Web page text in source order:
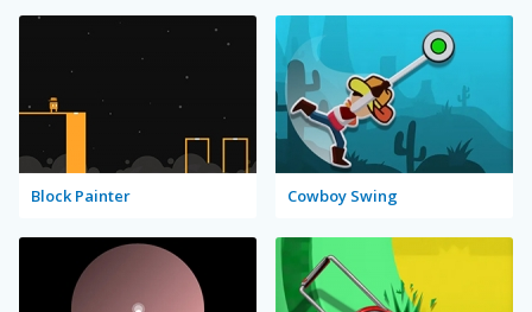
Block Painter Cowboy Swing